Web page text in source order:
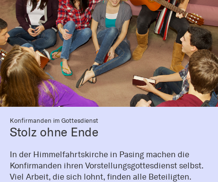
Konfirmanden im Gottesdienst
Stolz ohne Ende
In der Himmelfahrtskirche in Pasing machen die
Konfirmanden ihren Vorstellungsgottesdienst selbst.
Viel Arbeit, die sich lohnt, finden alle Beteiligten.